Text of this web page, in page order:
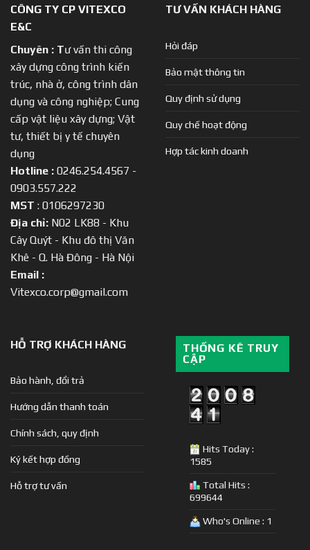
CÔNG TY CP VITEXCO
E&C
Chuyên : Tư vấn thi công
xây dựng công trình kiến
trúc, nhà ở, công trình dân
dụng và công nghiệp; Cung
cấp vật liệu xây dựng; Vật
tư, thiết bị y tế chuyên
dụng
Hotline : 0246.254.4567 -
0903.557.222
MST : 0106297230
Địa chỉ: N02 LK88 - Khu
Cây Quýt - Khu đô thị Văn
Khê - Q. Hà Đông - Hà Nội
Email :
Vitexco.corp@gmail.com
TƯ VẤN KHÁCH HÀNG
Hỏi đáp
Bảo mật thông tin
Quy định sử dụng
Quy chế hoạt động
Hợp tác kinh doanh
HỖ TRỢ KHÁCH HÀNG
Bảo hành, đổi trả
Hướng dẫn thanh toán
Chính sách, quy định
Ký kết hợp đồng
Hỗ trợ tư vấn
THỐNG KÊ TRUY
CẬP
Hits Today :
1585
Total Hits :
699644
Who's Online : 1